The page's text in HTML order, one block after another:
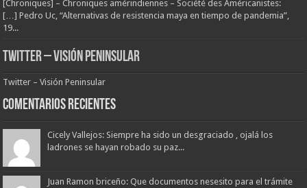
[Chroniques] – Chroniques amérindiennes – Société des Américanistes:
[…] Pedro Uc, “Alternativas de resistencia maya en tiempo de pandemia”,
19...
Twitter – Visión Peninsular
Twitter – Visión Peninsular
Comentarios Recientes
Cicely Vallejos: Siempre ha sido un desgraciado , ojalá los
ladrones se hayan robado su paz...
Juan Ramon briceño: Que documentos nesesito para el trámite